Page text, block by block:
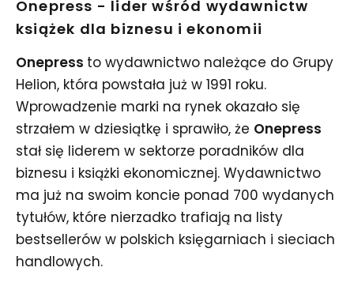
Onepress - lider wśród wydawnictw
książek dla biznesu i ekonomii
Onepress to wydawnictwo należące do Grupy
Helion, która powstała już w 1991 roku.
Wprowadzenie marki na rynek okazało się
strzałem w dziesiątkę i sprawiło, że Onepress
stał się liderem w sektorze poradników dla
biznesu i książki ekonomicznej. Wydawnictwo
ma już na swoim koncie ponad 700 wydanych
tytułów, które nierzadko trafiają na listy
bestsellerów w polskich księgarniach i sieciach
handlowych.